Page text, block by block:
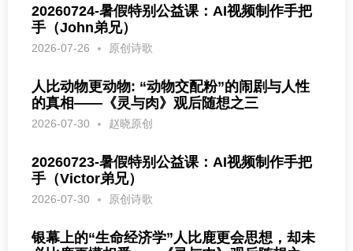
20260724-暑假特别公益课：AI视频制作手把
手（John弟兄）
2026-07-26 原创诗歌
人比动物更动物: “动物交配粉”的闹剧与人性
的真相——《灵与肉》观后随想之三
2026-07-30 赵晓原创
20260723-暑假特别公益课：AI视频制作手把
手（Victor弟兄）
2026-07-30 原创诗歌
银幕上的“生命经济学”人比鹿更会思想，却未